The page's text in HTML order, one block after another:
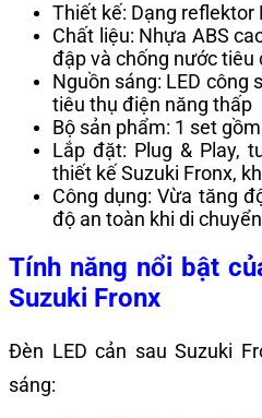
Thiết kế: Dạng reflektor
Chất liệu: Nhựa ABS
đập và chống nước tiêu
Nguồn sáng: LED công
tiêu thụ điện năng thấp
Bộ sản phẩm: 1 set
Lắp đặt: Plug & Play,
thiết kế Suzuki Fronx,
Công dụng: Vừa tăng
độ an toàn khi di
Tính năng nổi bật
Suzuki Fronx
Đèn LED cản sau Suzuki
sáng: